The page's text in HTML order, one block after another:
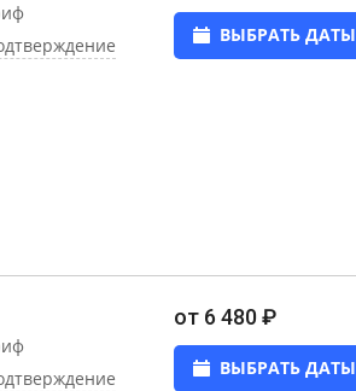
ВЫБРАТЬ ДАТЫ
от 6 480 ₽
ВЫБРАТЬ ДАТЫ